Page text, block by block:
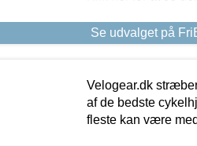
Se udvalget på
Velogear.dk
af de bedste
fleste kan være